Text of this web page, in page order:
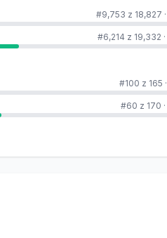
#9,753 z 18,827 ·
#6,214 z 19,332 ·
#100 z 165 ·
#60 z 170 ·